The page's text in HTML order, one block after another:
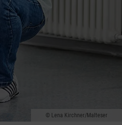
Lena Kirchner/Malteser